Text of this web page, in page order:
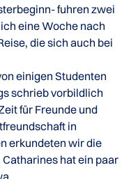
fuhren zwei
eine Woche nach
die sich auch bei
einigen Studenten
schrieb vorbildlich
für Freunde und
in
erkundeten wir die
Catharines hat ein paar